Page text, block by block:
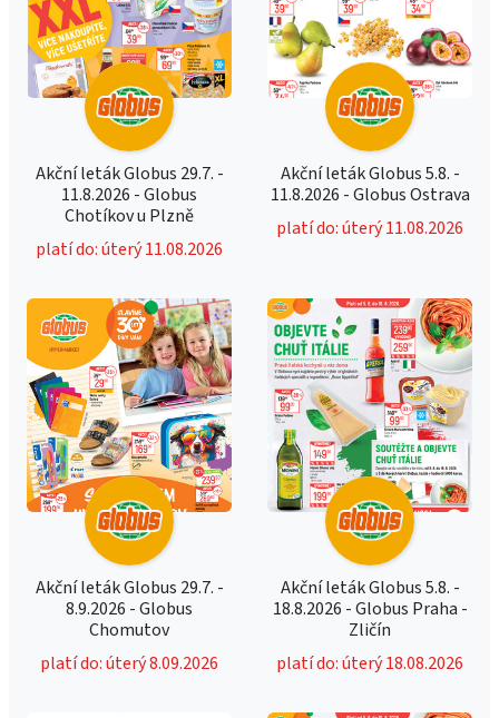
Akční leták Globus 29.7. -
11.8.2026 - Globus
Chotíkov u Plzně
platí do: úterý 11.08.2026
Akční leták Globus 5.8. -
11.8.2026 - Globus Ostrava
platí do: úterý 11.08.2026
Akční leták Globus 29.7. -
8.9.2026 - Globus
Chomutov
platí do: úterý 8.09.2026
Akční leták Globus 5.8. -
18.8.2026 - Globus Praha -
Zličín
platí do: úterý 18.08.2026